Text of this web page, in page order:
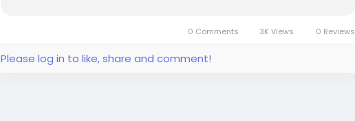
子煙：菸油中含有尼古丁，滿足尼古丁需求。無尼古丁電子煙：電子果汁
不含尼古丁，常用於享受蒸汽體驗或作為過渡期產品。 按煙霧量： 小
煙：產生的煙霧量較小，適合日常便攜和低調使用。大煙：產生大量煙
0 Comments 3K Views 0 Reviews
Please log in to like, share and comment!